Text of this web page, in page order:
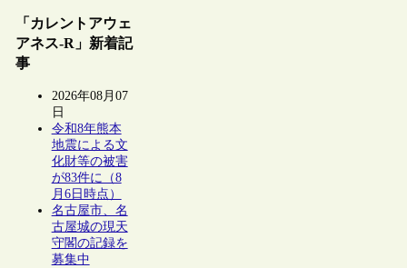
「カレントアウェ
アネス-R」新着記
事
2026年08月07
日
令和8年熊本
地震による文
化財等の被害
が83件に（8
月6日時点）
名古屋市、名
古屋城の現天
守閣の記録を
募集中